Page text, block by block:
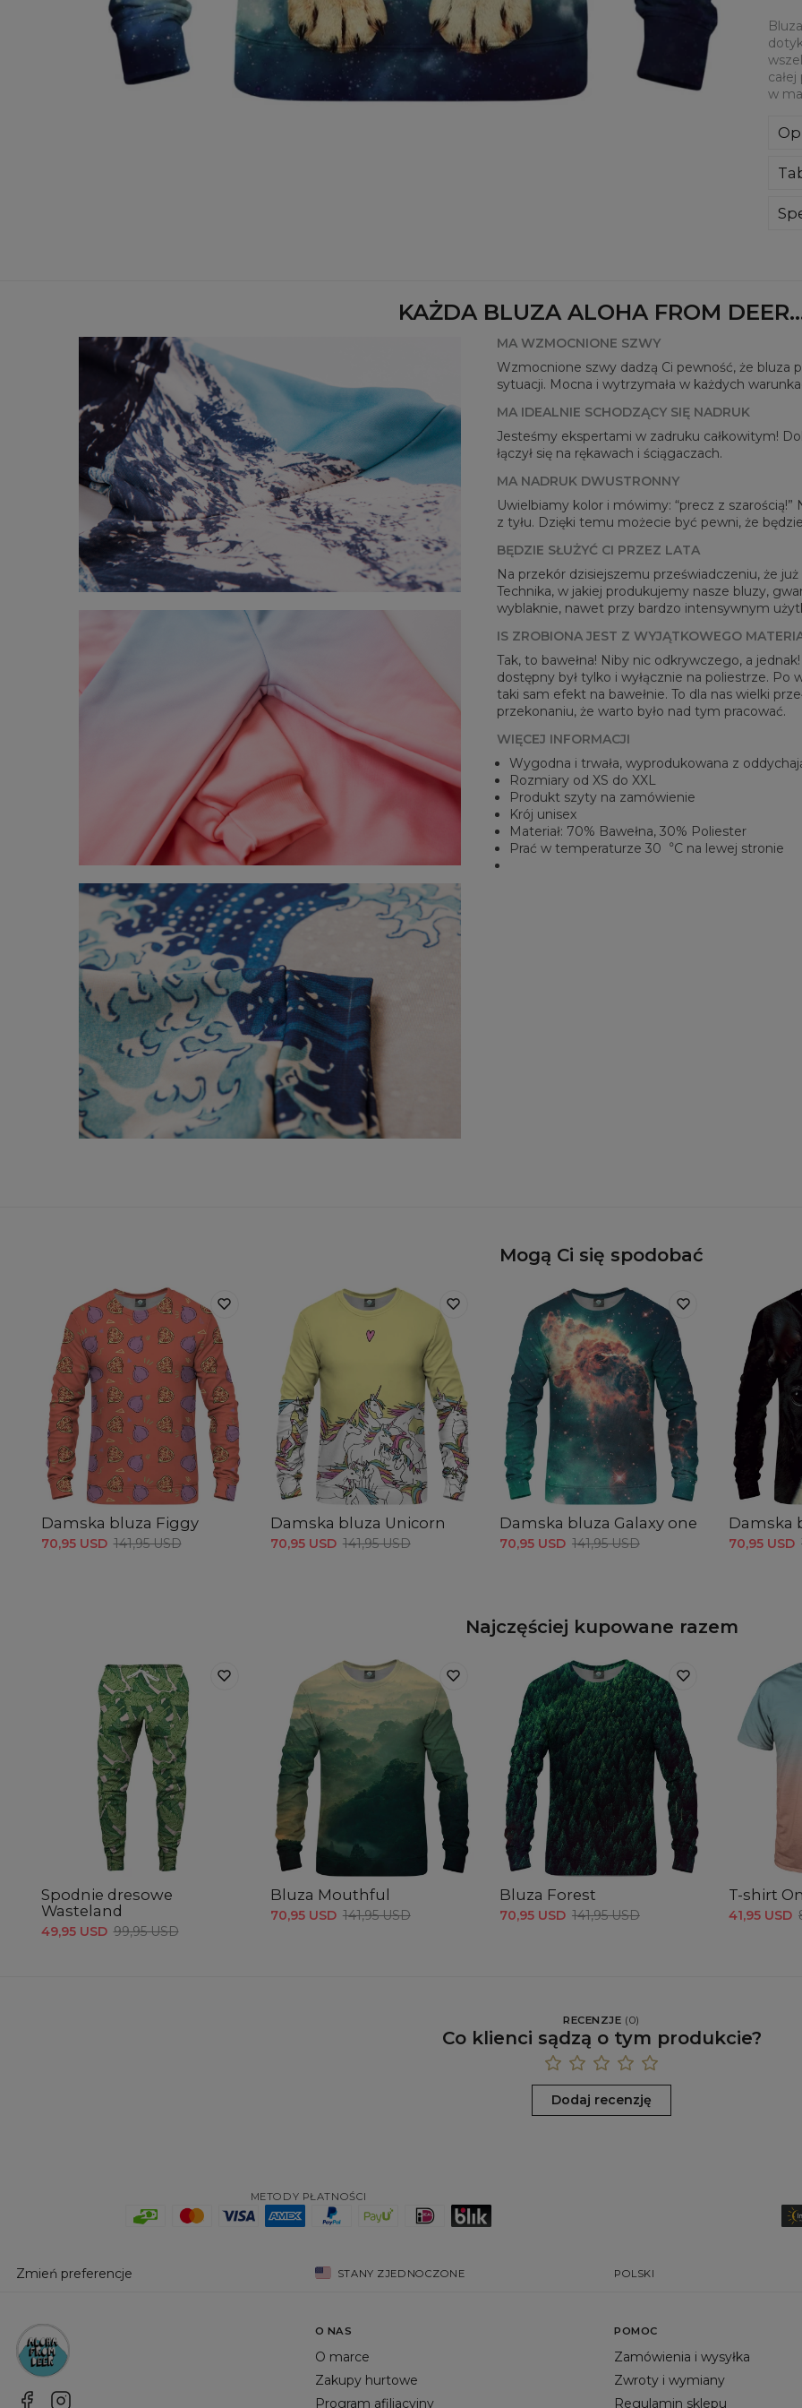
w
CM
C
KAŻDA BLUZA ALOHA FROM
MA WZMOCNIONE SZWY
Wzmocnione szwy dadzą Ci pewność, że bluza
sytuacji. Mocna i wytrzymała w każdych
MA IDEALNIE SCHODZĄCY SIĘ NADRUK
Jesteśmy ekspertami w zadruku całkowitym!
łączył się na rękawach i ściągaczach.
MA NADRUK DWUSTRONNY
Uwielbiamy kolor i mówimy: “precz z
z tyłu. Dzięki temu możecie być pewni, że
BĘDZIE SŁUŻYĆ CI PRZEZ LATA
Na przekór dzisiejszemu przeświadczeniu, że
Technika, w jakiej produkujemy nasze bluzy,
wyblaknie, nawet przy bardzo intensywnym
IS ZROBIONA JEST Z WYJĄTKOWEGO
Tak, to bawełna! Niby nic odkrywczego, a
dostępny był tylko i wyłącznie na poliestrze. Po
taki sam efekt na bawełnie. To dla nas wielki
przekonaniu, że warto było nad tym pracować.
WIĘCEJ INFORMACJI
Wygodna i trwała, wyprodukowana z
Rozmiary od XS do XXL
Produkt szyty na zamówienie
Krój unisex
Materiał: 70% Bawełna, 30% Poliester
Prać w temperaturze 30︒C na lewej stronie
Mogą Ci się spodobać
Damska bluza Figgy
70,95 USD 141,95 USD
Damska bluza Unicorn
70,95 USD 141,95 USD
Damska bluza Galaxy one
70,95 USD 141,95 USD
Damska
70,95 USD
Najczęściej kupowane razem
Spodnie dresowe
Wasteland
49,95 USD 99,95 USD
Bluza Mouthful
70,95 USD 141,95 USD
Bluza Forest
70,95 USD 141,95 USD
T-shirt
41,95 USD
RECENZJE (0)
Co klienci sądzą o tym produkcie?
Dodaj recenzję
METODY PŁATNOŚCI
Zmień preferencje STANY ZJEDNOCZONE POLSKI
O NAS
O marce
Zakupy hurtowe
Program afiliacyjny
POMOC
Zamówienia i wysyłka
Zwroty i wymiany
Regulamin sklepu